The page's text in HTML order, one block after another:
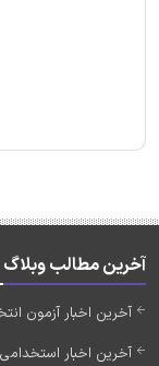
آخرین مطالب وبلاگ
آخرین اخبار آزمون انتخاب و
آخرین اخبار استخدامی